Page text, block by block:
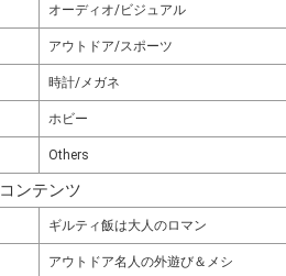
オーディオ/ビジュアル
アウトドア/スポーツ
時計/メガネ
ホビー
Others
コンテンツ
ギルティ飯は大人のロマン
アウトドア名人の外遊び＆メシ